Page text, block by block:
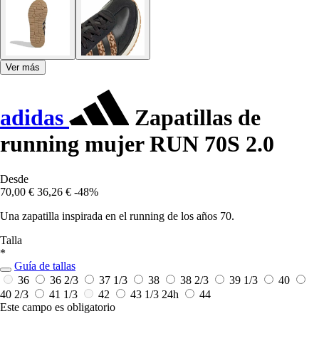
Ver más
adidas
Zapatillas de
running mujer RUN 70S 2.0
Desde
70,00 € 36,26 € -48%
Una zapatilla inspirada en el running de los años 70.
Talla
*
Guía de tallas
36
36 2/3 37 1/3 38 38 2/3 39 1/3
40
40 2/3
41 1/3 42 43 1/3 24h
44
Este campo es obligatorio